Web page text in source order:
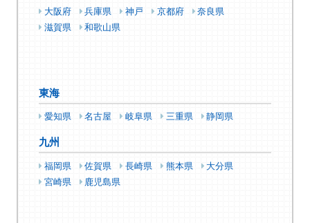
大阪府 兵庫県 神戸 京都府
奈良県
滋賀県
和歌山県
東海
愛知県 名古屋 岐阜県 三重県 静岡県
九州
福岡県 佐賀県 長崎県 熊本県
大分県
宮崎県
鹿児島県